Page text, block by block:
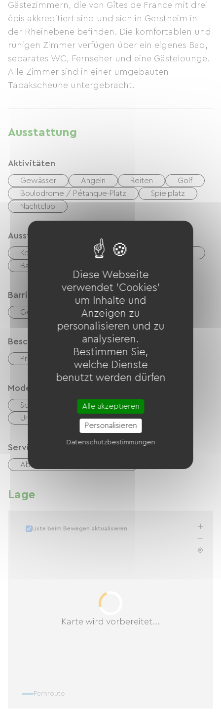
Gästezimmern, die von Gîtes de France mit drei
épis akkreditiert sind und sich in Gerstheim in
der Rheinebene befinden. Die komfortablen und
ruhigen Zimmer verfügen über ein eigenes Bad,
separates WC, Fernseher und eine Gästelounge.
Alle Zimmer sind in einer umgebauten
Tabakscheune untergebracht.
Ausstattung
Aktivitäten
Gewässer Angeln Reiten
Golf
Boulodrome / Pétanque-Platz
Spielplatz
Nachtclub
Ausstattung
Kostenloses WLAN TV
Babyausstattung
Barrierefreiheit
Geeigneter Parkplatz
Beschreibung
Privates, umzäuntes Gelände
Modes de paiement
Schecks
Bargeld
Urlaubsgutscheine (ANCV)
Transfer
Services
Abendessen beim Gastgeber
Lage
Karte wird vorbereitet...
Liste beim Bewegen aktualisieren
Fernroute
Diese Webseite
verwendet 'Cookies'
um Inhalte und
Anzeigen zu
personalisieren und zu
analysieren.
Bestimmen Sie,
welche Dienste
benutzt werden dürfen
Alle akzeptieren
Personalisieren
Datenschutzbestimmungen